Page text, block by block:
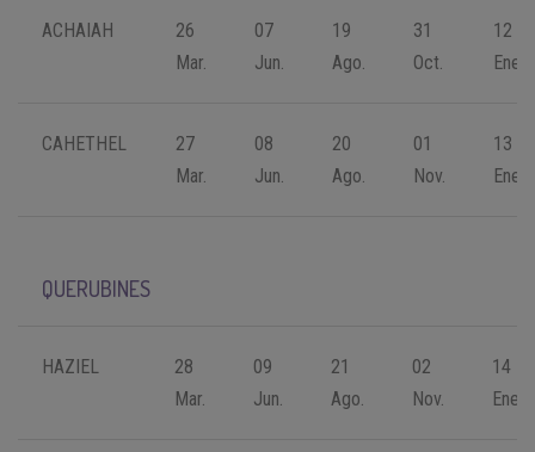
ACHAIAH
26
Mar.
07
Jun.
19
Ago.
31
Oct.
12
Ene.
CAHETHEL
27
Mar.
08
Jun.
20
Ago.
01
Nov.
13
Ene.
QUERUBINES
HAZIEL
28
Mar.
09
Jun.
21
Ago.
02
Nov.
14
Ene.